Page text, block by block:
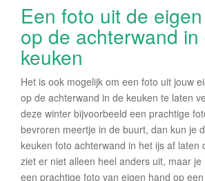
Een foto uit de
op de achterwand in
keuken
Het is ook mogelijk om een foto uit jouw
op de achterwand in de keuken te laten
deze winter bijvoorbeeld een prachtige
bevroren meertje in de buurt, dan kun je
keuken foto achterwand in het ijs af laten
ziet er niet alleen heel anders uit, maar je
een prachtige foto van eigen hand op